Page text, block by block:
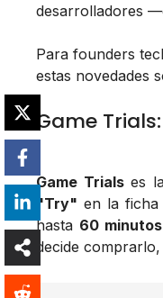
desarrolladores
Para founders
estas novedades
Game
Game Trialses la
"Try" en la ficha
hasta 60 minutos
decide